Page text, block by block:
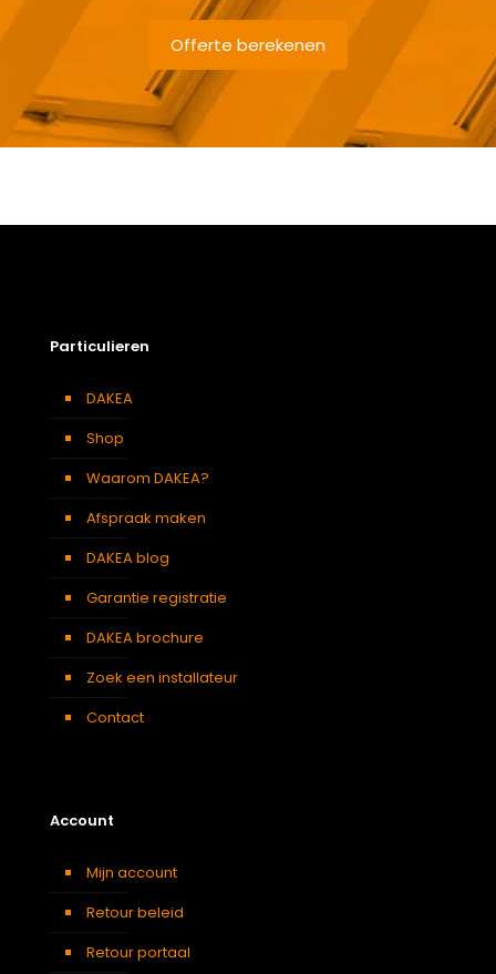
Offerte berekenen
Kleur :
Verduisterend
gordijn
Particulieren
DAKEA
Shop
Waarom DAKEA?
Afspraak maken
DAKEA blog
Garantie registratie
DAKEA brochure
Zoek een installateur
Contact
Account
Mijn account
Retour beleid
Retour portaal